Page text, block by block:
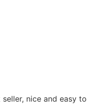
nice and easy to